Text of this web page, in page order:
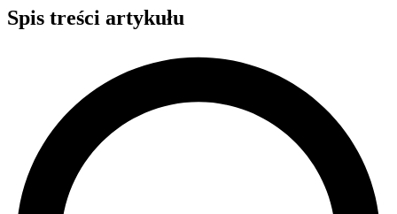
Spis treści artykułu